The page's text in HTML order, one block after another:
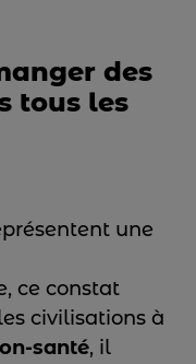
des
tous les
une
ce constat
civilisations à
santé, il